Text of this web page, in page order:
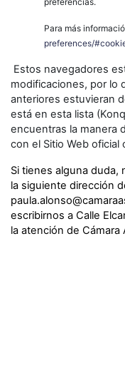
Para más
preferences/
Estos navegadores
modificaciones, por lo
anteriores estuvieran
está en esta lista
encuentras la manera
con el Sitio Web
Si tienes alguna duda,
la siguiente dirección
escribirnos a Calle
la atención de Cámara